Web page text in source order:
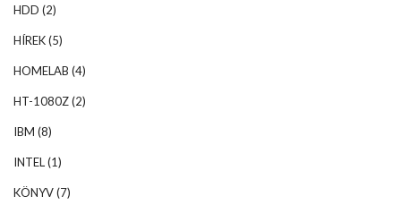
HDD (2)
HÍREK(5)
HOMELAB (4)
HT-1080Z(2)
IBM (8)
INTEL(1)
KÖNYV(7)